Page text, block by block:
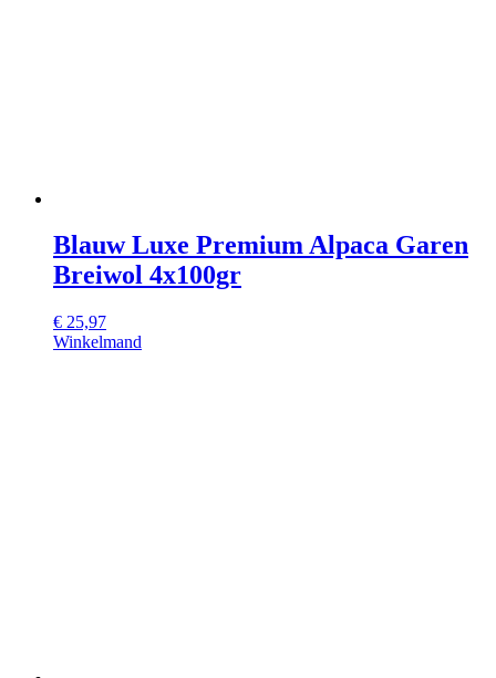
Blauw Luxe Premium Alpaca Garen
Breiwol 4x100gr
€ 25,97
Winkelmand